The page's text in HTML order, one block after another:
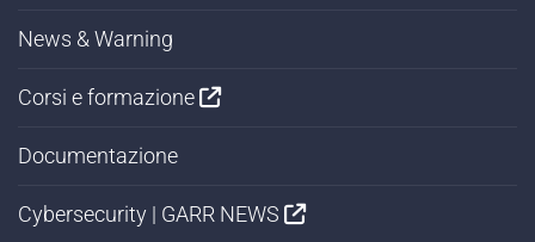
News & Warning
Corsi e formazione
Documentazione
Cybersecurity | GARR NEWS